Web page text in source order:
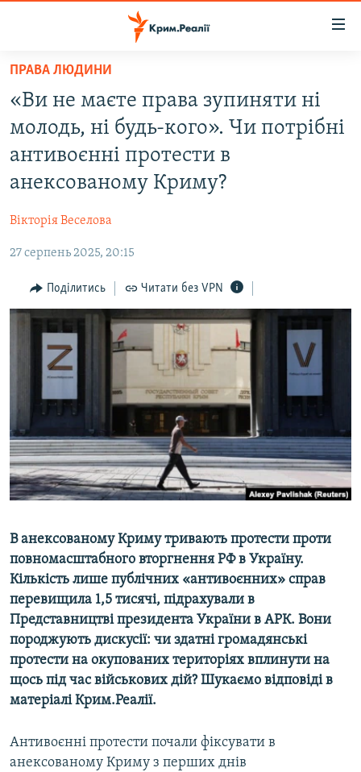
Перейти
основного
матеріалу
до
основної
Перейти
до
ПОГЛЯД
ІНТЕРВ'Ю
ВСЕ ЗА ДЕНЬ
СПЕЦПРОЕКТИ
ДЕПОРТАЦІЯ
ВІДЕОУРОКИ «ELIFBE»
СВІДЧЕННЯ ОКУПАЦІЇ
УКРАЇНСЬКА ПРОБЛЕМА КРИМУ
ІНФОГРАФІКА
ЯК ОБІЙТИ БЛОКУВАННЯ
Qırımtatar
ДОЛУЧАЙСЯ!
Усі сайти RFE/RL
ПРАВА ЛЮДИНИ
«Ви не маєте права зупиняти ні
молодь, ні будь-кого». Чи потрібні
антивоєнні протести в
анексованому Криму?
Вікторія Веселова
27 серпень 2025, 20:15
Поділитись Читати без VPN
В анексованому Криму тривають протести проти
повномасштабного вторгнення РФ в Україну.
Кількість лише публічних «антивоєнних» справ
перевищила 1,5 тисячі, підрахували в
Представництві президента України в АРК. Вони
породжують дискусії: чи здатні громадянські
протести на окупованих територіях вплинути на
щось під час військових дій? Шукаємо відповіді в
матеріалі Крим.Реалії.
Антивоєнні протести почали фіксувати в
анексованому Криму з перших днів